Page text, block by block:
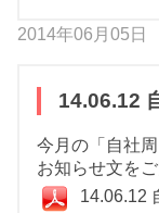
2014年06月05日
14.06.12
今月の「自社
お知らせ文をご
14.06.12